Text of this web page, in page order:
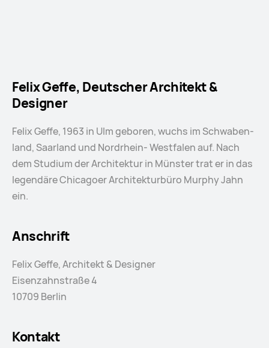
Felix Geffe, Deutscher Architekt &
Designer
Felix Geffe, 1963 in Ulm geboren, wuchs im Schwaben­
land, Saarland und Nordrhein- Westfalen auf. Nach
dem Studium der Architektur in Münster trat er in das
legendäre Chicagoer Architekturbüro Murphy Jahn
ein.
Anschrift
Felix Geffe, Architekt & Designer
Eisenzahnstraße 4
10709 Berlin
Kontakt